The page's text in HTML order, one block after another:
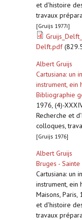
et d'histoire
travaux
[Gruijs 1977i]
Delft.pdf
Albert Gruijs
Cartusiana: un
instrument, ein
Bibliographie
1976, (4)-
Recherche et
colloques,
[Gruijs 1976]
Albert Gruijs
Bruges -
Cartusiana: un
instrument, ein
Maisons, Paris,
et d'histoire
travaux